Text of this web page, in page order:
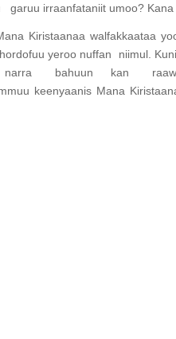
irraanfataniit umoo? Kana
Kiristaanaa walfakkaataa
yeroo nuffan niimul.
bahuun kan raawwatu
keenyaanis Mana